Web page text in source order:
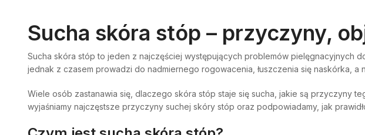
Sucha skóra stóp – przyczyny,
Sucha skóra stóp to jeden z najczęściej występujących problemów pielęgnacyjnych
jednak z czasem prowadzi do nadmiernego rogowacenia, łuszczenia się naskórka, a
Wiele osób zastanawia się, dlaczego skóra stóp staje się sucha, jakie są przyczyny
wyjaśniamy najczęstsze przyczyny suchej skóry stóp oraz podpowiadamy, jak